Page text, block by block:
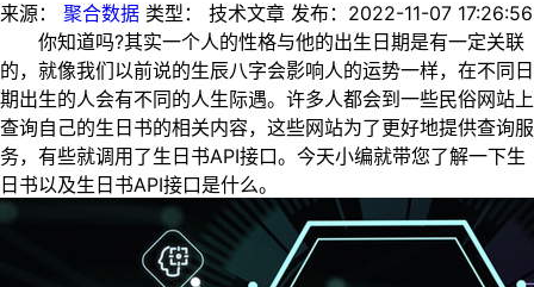
来源： 聚合数据 类型： 技术文章 发布： 2022-11-07 17:26:56
你知道吗?其实一个人的性格与他的出生日期是有一定关联
的，就像我们以前说的生辰八字会影响人的运势一样，在不同日
期出生的人会有不同的人生际遇。许多人都会到一些民俗网站上
查询自己的生日书的相关内容，这些网站为了更好地提供查询服
务，有些就调用了生日书API接口。今天小编就带您了解一下生
日书以及生日书API接口是什么。